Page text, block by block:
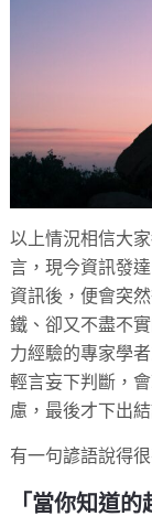
以上情況相信大
言，現今資訊發
資訊後，便會突
鐵、卻又不盡不
力經驗的專家學
輕言妄下判斷，
慮，最後才下出結
有一句諺語說得
「當你知道